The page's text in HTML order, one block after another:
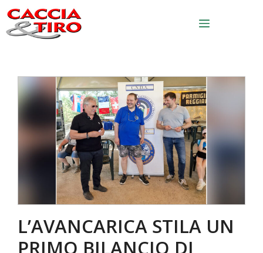
Vai al contenuto
Menu
L’AVANCARICA STILA UN
PRIMO BILANCIO DI